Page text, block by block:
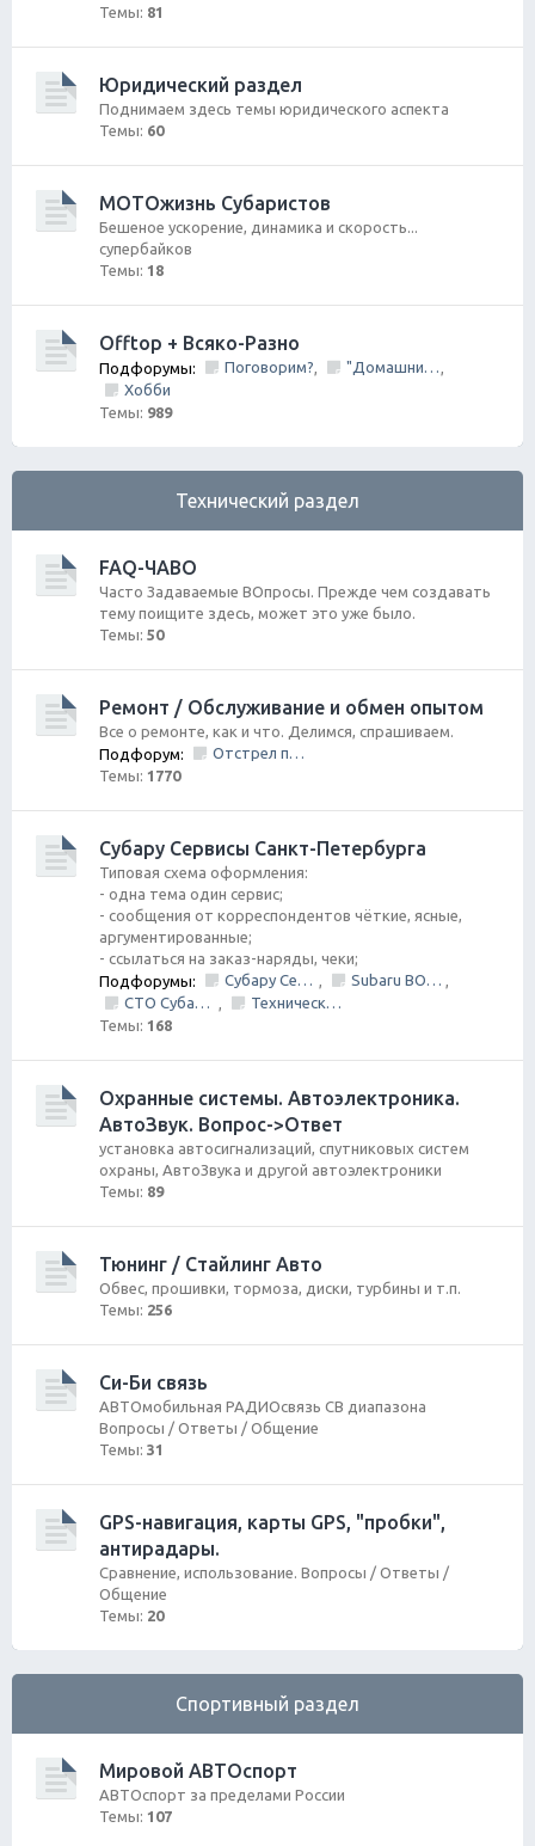
Темы: 81
Юридический раздел
Поднимаем здесь темы юридического аспекта
Темы: 60
МОТОжизнь Субаристов
Бешеное ускорение, динамика и скорость...
супербайков
Темы: 18
Offtop + Всяко-Разно
Подфорумы: Поговорим?, "Домашний Очаг"
,
Хобби
Темы: 989
Технический раздел
FAQ-ЧАВО
Часто Задаваемые ВОпросы. Прежде чем создавать
тему поищите здесь, может это уже было.
Темы: 50
Ремонт / Обслуживание и обмен опытом
Все о ремонте, как и что. Делимся, спрашиваем.
Подфорум:
Отстрел пистолета/НЕ заправить/Ошибки по вентиляции Бензо Бака
Темы: 1770
Субару Cервисы Санкт-Петербурга
Типовая схема оформления:
- одна тема один сервис;
- сообщения от корреспондентов чёткие, ясные,
аргументированные;
- ссылаться на заказ-наряды, чеки;
Подфорумы:
Субару Сервис "Созвездие" , Subaru BOX &amp; Donorparts shop
,
СТО Субару (www.stosubaru.ru)
,
Технический центр «PRIDE Motorsport».
Темы: 168
Охранные системы. Автоэлектроника.
АвтоЗвук. Вопрос->Ответ
установка автосигнализаций, спутниковых систем
охраны, АвтоЗвука и другой автоэлектроники
Темы: 89
Тюнинг / Стайлинг Авто
Обвес, прошивки, тормоза, диски, турбины и т.п.
Темы: 256
Си-Би связь
АВТОмобильная РАДИОсвязь СВ диапазона
Вопросы / Ответы / Общение
Темы: 31
GPS-навигация, карты GPS, "пробки",
антирадары.
Сравнение, использование. Вопросы / Ответы /
Общение
Темы: 20
Спортивный раздел
Мировой АВТОспорт
АВТОспорт за пределами России
Темы: 107